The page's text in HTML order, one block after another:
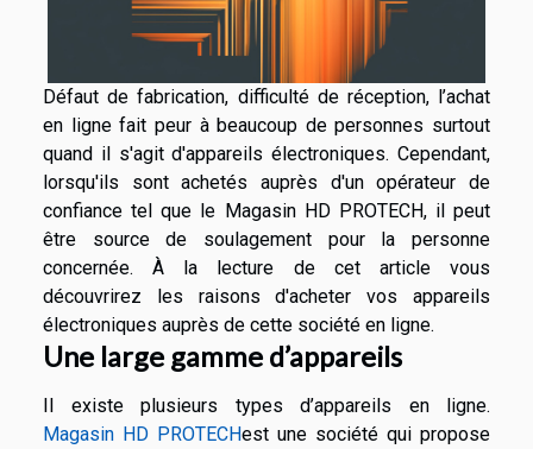
Défaut de fabrication, difficulté de réception, l’achat
en ligne fait peur à beaucoup de personnes surtout
quand il s'agit d'appareils électroniques. Cependant,
lorsqu'ils sont achetés auprès d'un opérateur de
confiance tel que le Magasin HD PROTECH, il peut
être source de soulagement pour la personne
concernée. À la lecture de cet article vous
découvrirez les raisons d'acheter vos appareils
électroniques auprès de cette société en ligne.
Une large gamme d’appareils
Il existe plusieurs types d’appareils en ligne.
Magasin HD PROTECHest une société qui propose